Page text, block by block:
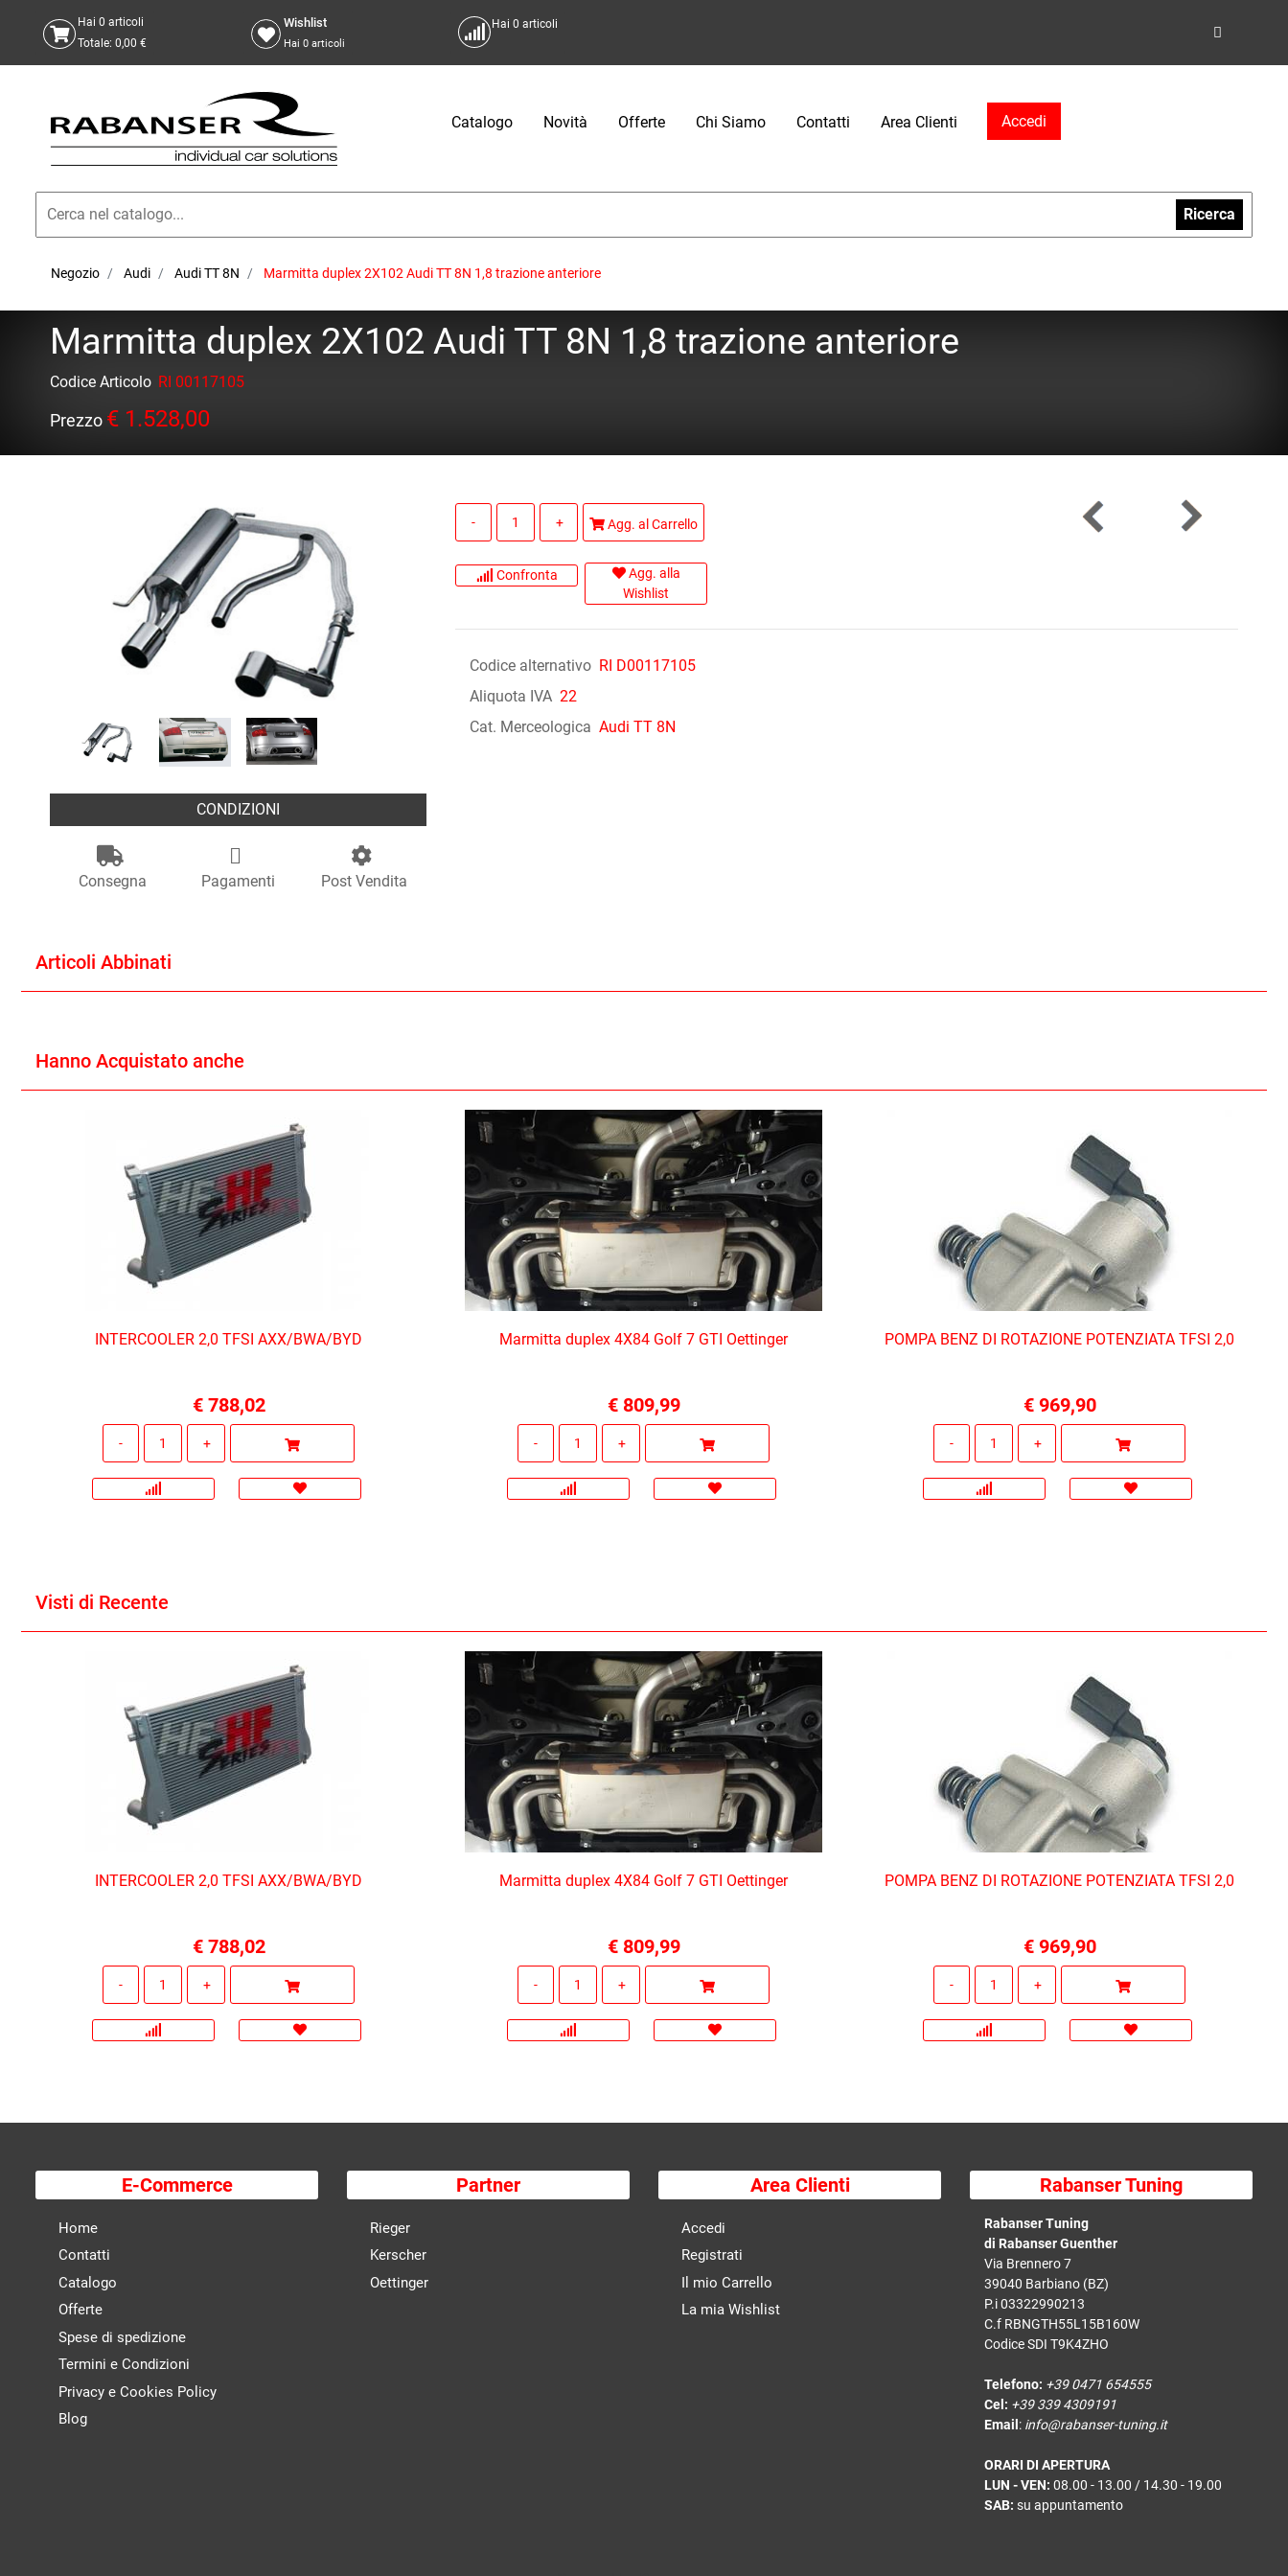
Hai 0 articoli
Totale: 0,00 €
Wishlist
Hai 0 articoli
Hai0 articoli
Catalogo Novità Offerte Chi Siamo Contatti Area Clienti Accedi
Ricerca
Negozio Audi Audi TT 8N Marmitta duplex 2X102 Audi TT 8N 1,8 trazione anteriore
Marmitta duplex 2X102 Audi TT 8N 1,8 trazione anteriore
Codice Articolo RI 00117105
Prezzo € 1.528,00
CONDIZIONI
Consegna Pagamenti Post Vendita
Quantità
Agg. al Carrello
Confronta
Agg. alla
Wishlist
Codice alternativo RI D00117105
Aliquota IVA 22
Cat. Merceologica Audi TT 8N
Articoli Abbinati
Hanno Acquistato anche
INTERCOOLER 2,0 TFSI AXX/BWA/BYD
€ 788,02
Marmitta duplex 4X84 Golf 7 GTI Oettinger
€ 809,99
POMPA BENZ DI ROTAZIONE POTENZIATA TFSI 2,0
€ 969,90
Visti di Recente
INTERCOOLER 2,0 TFSI AXX/BWA/BYD
€ 788,02
Marmitta duplex 4X84 Golf 7 GTI Oettinger
€ 809,99
POMPA BENZ DI ROTAZIONE POTENZIATA TFSI 2,0
€ 969,90
E-Commerce
Home
Contatti
Catalogo
Offerte
Spese di spedizione
Termini e Condizioni
Privacy e Cookies Policy
Blog
Partner
Rieger
Kerscher
Oettinger
Area Clienti
Accedi
Registrati
Il mio Carrello
La mia Wishlist
Rabanser Tuning
Rabanser Tuning
di Rabanser Guenther
Via Brennero 7
39040 Barbiano (BZ)
P.i 03322990213
C.f RBNGTH55L15B160W
Codice SDI T9K4ZHO
Telefono: +39 0471 654555
Cel: +39 339 4309191
Email : info@rabanser-tuning.it
ORARI DI APERTURA
LUN - VEN: 08.00 - 13.00 / 14.30 - 19.00
SAB: su appuntamento